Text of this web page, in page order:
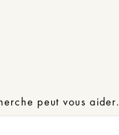
peut vous aider.